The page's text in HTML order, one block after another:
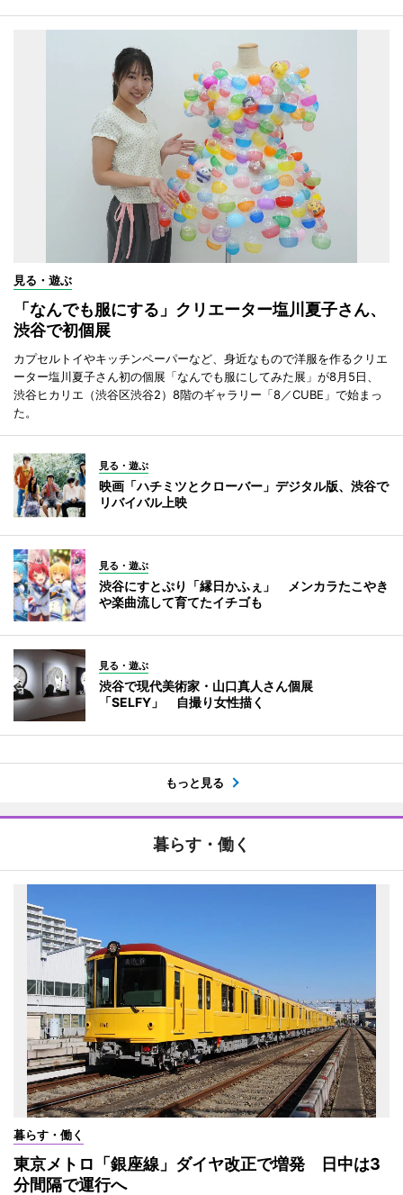
見る・遊ぶ
「なんでも服にする」クリエーター塩川夏子さん、
渋谷で初個展
カプセルトイやキッチンペーパーなど、身近なもので洋服を作るクリエ
ーター塩川夏子さん初の個展「なんでも服にしてみた展」が8月5日、
渋谷ヒカリエ（渋谷区渋谷2）8階のギャラリー「8／CUBE」で始まっ
た。
見る・遊ぶ
映画「ハチミツとクローバー」デジタル版、渋谷で
リバイバル上映
見る・遊ぶ
渋谷にすとぷり「縁日かふぇ」 メンカラたこやき
や楽曲流して育てたイチゴも
見る・遊ぶ
渋谷で現代美術家・山口真人さん個展
「SELFY」 自撮り女性描く
もっと見る
暮らす・働く
暮らす・働く
東京メトロ「銀座線」ダイヤ改正で増発 日中は3
分間隔で運行へ